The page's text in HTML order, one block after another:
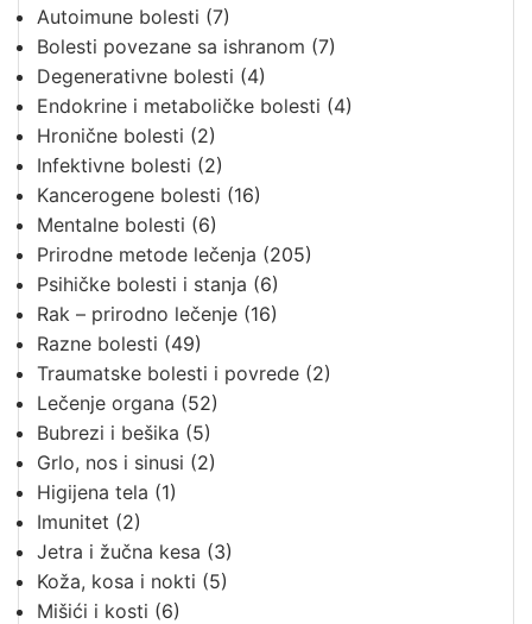
Autoimune bolesti (7)
Bolesti povezane sa ishranom (7)
Degenerativne bolesti (4)
Endokrine i metaboličke bolesti (4)
Hronične bolesti (2)
Infektivne bolesti (2)
Kancerogene bolesti (16)
Mentalne bolesti (6)
Prirodne metode lečenja (205)
Psihičke bolesti i stanja (6)
Rak – prirodno lečenje (16)
Razne bolesti (49)
Traumatske bolesti i povrede (2)
Lečenje organa (52)
Bubrezi i bešika (5)
Grlo, nos i sinusi (2)
Higijena tela (1)
Imunitet (2)
Jetra i žučna kesa (3)
Koža, kosa i nokti (5)
Mišići i kosti (6)